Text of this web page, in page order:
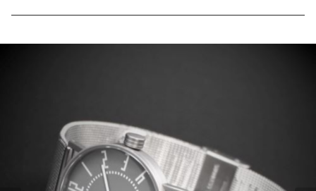
Ventuno ss スモールセコンド
Ubud 機械式
自動巻デイデイト Ventuno dd
五十嵐威暢デザイン
sapporo star watch
NURSE WATCH（ナースウオッチ）
手巻・漆機械式・有田焼機械式用（20mm）
手巻付自動巻・自動巻用（18mm）